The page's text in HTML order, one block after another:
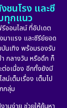
ชนโรง และซี
ทุกแนว
ออนไลน์ ที่อัปเดต
มาแรง และซีรีย์ยอด
บันเทิง พร้อมรองรับ
า กลางวัน หรือดึก ก็
ต่อเนื่อง อีกทั้งยังมี
น์เต็มเรื่อง เต็มไป
กลุ่ม